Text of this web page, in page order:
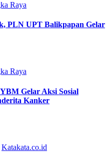
Raya
PLN UPT Balikpapan Gelar
Raya
Gelar Aksi Sosial
Kanker
Katakata.co.id